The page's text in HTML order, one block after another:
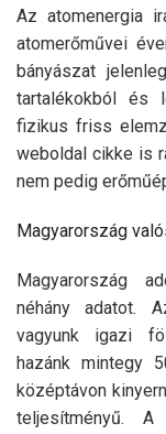
Az atomenergia
atomerőművei
bányászat
tartalékokból és
fizikus friss
weboldal cikke is
nem pedig
Magyarország
Magyarország
néhány adatot.
vagyunk igazi
hazánk mintegy
középtávon
teljesítményű.